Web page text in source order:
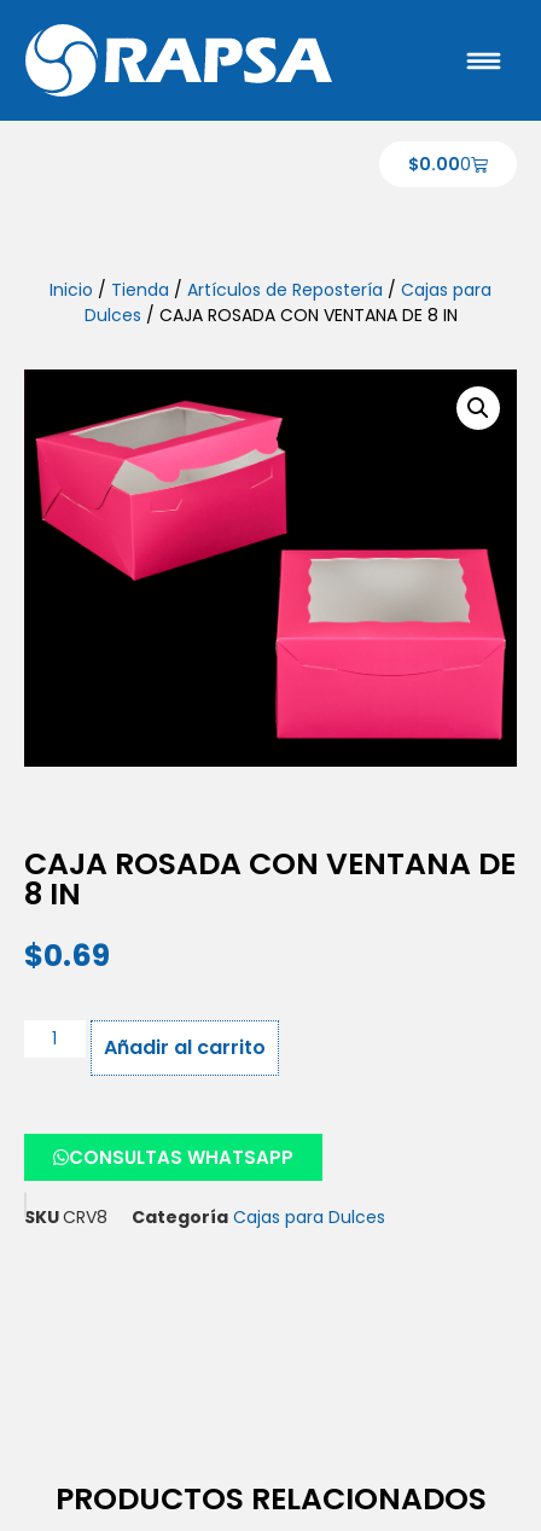
$0.000
Inicio / Tienda / Artículos de Repostería / Cajas para
Dulces / CAJA ROSADA CON VENTANA DE 8 IN
CAJA ROSADA CON VENTANA DE
8 IN
$0.69
Añadir al carrito
CONSULTAS WHATSAPP
SKUCRV8 Categoría Cajas para Dulces
PRODUCTOS RELACIONADOS